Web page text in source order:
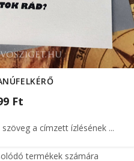
Ft
a címzett ízlésének ...
termékek számára